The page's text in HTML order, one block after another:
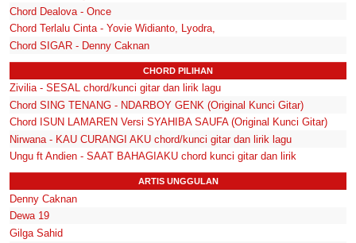
Chord Dealova - Once
Chord Terlalu Cinta - Yovie Widianto, Lyodra,
Chord SIGAR - Denny Caknan
CHORD PILIHAN
Zivilia - SESAL chord/kunci gitar dan lirik lagu
Chord SING TENANG - NDARBOY GENK (Original Kunci Gitar)
Chord ISUN LAMAREN Versi SYAHIBA SAUFA (Original Kunci Gitar)
Nirwana - KAU CURANGI AKU chord/kunci gitar dan lirik lagu
Ungu ft Andien - SAAT BAHAGIAKU chord kunci gitar dan lirik
ARTIS UNGGULAN
Denny Caknan
Dewa 19
Gilga Sahid